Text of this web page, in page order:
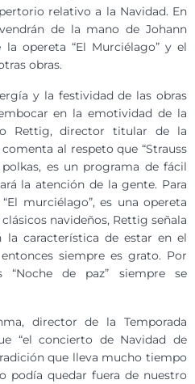
relativo a la Navidad. En
de la mano de Johann
opereta “El Murciélago” y el
obras.
y la festividad de las obras
en la emotividad de la
Rettig, director titular de la
al respeto que “Strauss
es un programa de fácil
la atención de la gente. Para
murciélago”, es una opereta
navideños, Rettig señala
la característica de estar en el
siempre es grato. Por
“Noche de paz” siempre se
director de la Temporada
“el concierto de Navidad de
que lleva mucho tiempo
podía quedar fuera de nuestro